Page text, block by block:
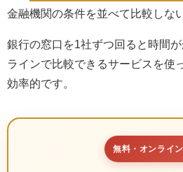
金融機関の条件を並べて比較しな
銀行の窓口を1社ずつ回ると時間
ラインで比較できるサービスを使
効率的です。
無料・オンライ